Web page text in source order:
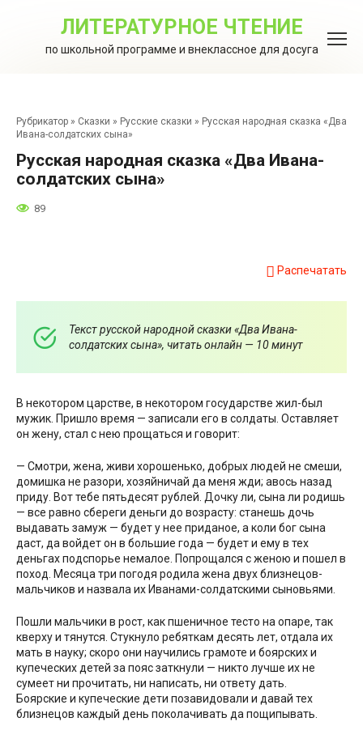
ЛИТЕРАТУРНОЕ ЧТЕНИЕ
по школьной программе и внеклассное для досуга
Рубрикатор » Сказки » Русские сказки » Русская народная сказка «Два
Ивана-солдатских сына»
Русская народная сказка «Два Ивана-
солдатских сына»
89
Распечатать
Текст русской народной сказки «Два Ивана-
солдатских сына», читать онлайн — 10 минут
В некотором царстве, в некотором государстве жил-был
мужик. Пришло время — записали его в солдаты. Оставляет
он жену, стал с нею прощаться и говорит:
— Смотри, жена, живи хорошенько, добрых людей не смеши,
домишка не разори, хозяйничай да меня жди; авось назад
приду. Вот тебе пятьдесят рублей. Дочку ли, сына ли родишь
— все равно сбереги деньги до возрасту: станешь дочь
выдавать замуж — будет у нее приданое, а коли бог сына
даст, да войдет он в большие года — будет и ему в тех
деньгах подспорье немалое. Попрощался с женою и пошел в
поход. Месяца три погодя родила жена двух близнецов-
мальчиков и назвала их Иванами-солдатскими сыновьями.
Пошли мальчики в рост, как пшеничное тесто на опаре, так
кверху и тянутся. Стукнуло ребяткам десять лет, отдала их
мать в науку; скоро они научились грамоте и боярских и
купеческих детей за пояс заткнули — никто лучше их не
сумеет ни прочитать, ни написать, ни ответу дать.
Боярские и купеческие дети позавидовали и давай тех
близнецов каждый день поколачивать да пощипывать.